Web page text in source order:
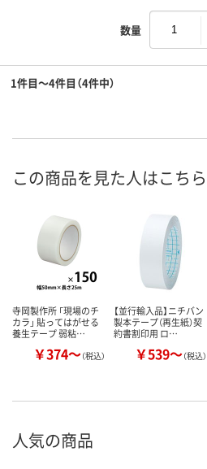
数量
1件目～4件目（4件中）
この商品を見た人はこち
寺岡製作所 「現場のチ
カラ」 貼ってはがせる
養生テープ 弱粘…
￥374～（税込）
【並行輸入品】ニチバン
製本テープ（再生紙）契
約書割印用 ロ…
￥539～（税込）
人気の商品